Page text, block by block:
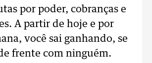
por poder, cobranças e
A partir de hoje e por
você sai ganhando, se
frente com ninguém.